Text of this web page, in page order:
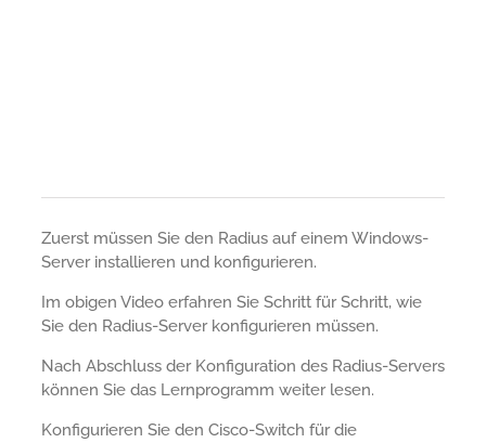
Zuerst müssen Sie den Radius auf einem Windows-
Server installieren und konfigurieren.
Im obigen Video erfahren Sie Schritt für Schritt, wie
Sie den Radius-Server konfigurieren müssen.
Nach Abschluss der Konfiguration des Radius-Servers
können Sie das Lernprogramm weiter lesen.
Konfigurieren Sie den Cisco-Switch für die